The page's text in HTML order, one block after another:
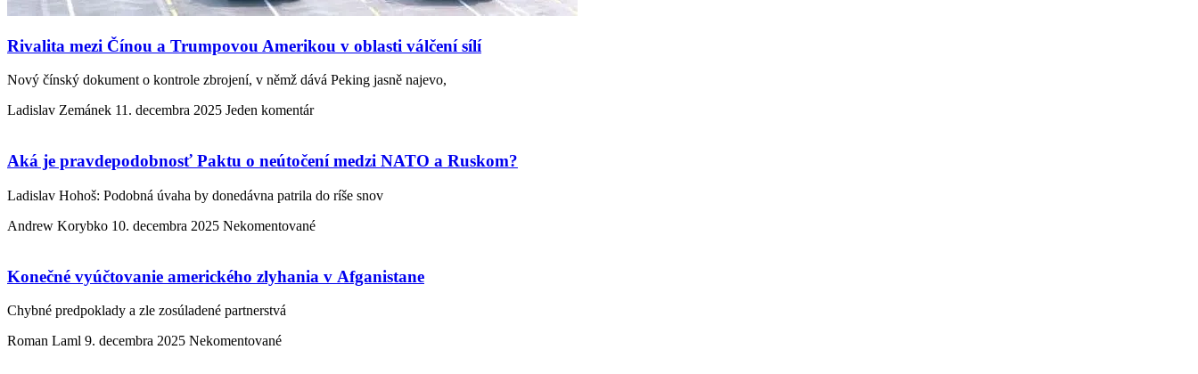
Rivalita mezi Čínou a Trumpovou Amerikou v oblasti válčení sílí
Nový čínský dokument o kontrole zbrojení, v němž dává Peking jasně najevo,
Ladislav Zemánek 11. decembra 2025 Jeden komentár
Aká je pravdepodobnosť Paktu o neútočení medzi NATO a Ruskom?
Ladislav Hohoš: Podobná úvaha by donedávna patrila do ríše snov
Andrew Korybko 10. decembra 2025 Nekomentované
Konečné vyúčtovanie amerického zlyhania v Afganistane
Chybné predpoklady a zle zosúladené partnerstvá
Roman Laml 9. decembra 2025 Nekomentované